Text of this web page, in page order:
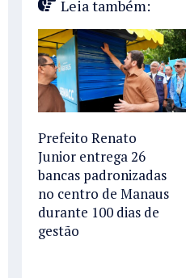
Leia também:
Prefeito Renato
Junior entrega 26
bancas padronizadas
no centro de Manaus
durante 100 dias de
gestão